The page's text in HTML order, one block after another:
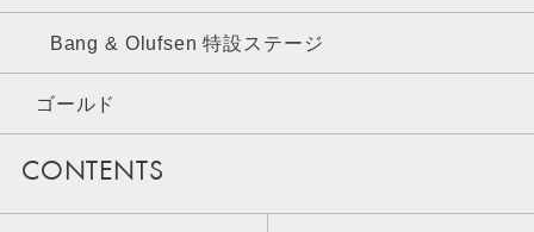
Bang & Olufsen 特設ステージ
ゴールド
CONTENTS